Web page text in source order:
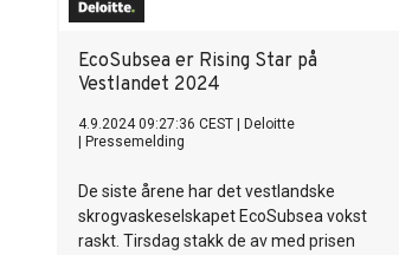
EcoSubsea er Rising Star på
Vestlandet 2024
4.9.2024 09:27:36 CEST
Deloitte
Pressemelding
De siste årene har det vestlandske
skrogvaskeselskapet EcoSubsea vokst
raskt. Tirsdag stakk de av med prisen